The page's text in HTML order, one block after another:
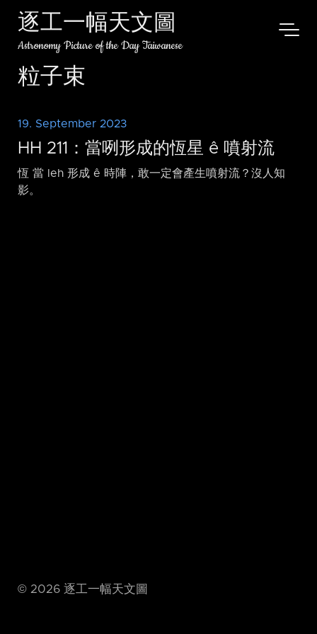
逐工一幅天文圖
Astronomy Picture of the Day Taiwanese
粒子束
19. September 2023
HH 211：當咧形成的恆星 ê 噴射流
恆 當 leh 形成 ê 時陣，敢一定會產生噴射流？沒人知
影。
© 2026 逐工一幅天文圖